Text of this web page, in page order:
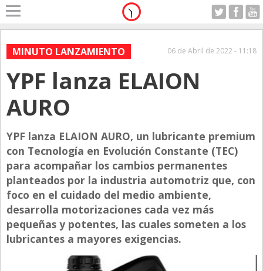
Home
A Motor
Alerta
Anticipo
Campo
Carrera & Emprendedores
Club House
Coleccionistas
Con Estilo
De Bolsillo
Diarios de Argentina
Diarios del Mundo
MINUTO LANZAMIENTO 06 de Abril de 2022 - 11:18
YPF lanza ELAION
AURO
YPF lanza ELAION AURO, un lubricante premium
con Tecnología en Evolución Constante (TEC)
para acompañar los cambios permanentes
planteados por la industria automotriz que, con
foco en el cuidado del medio ambiente,
desarrolla motorizaciones cada vez más
pequeñas y potentes, las cuales someten a los
lubricantes a mayores exigencias.